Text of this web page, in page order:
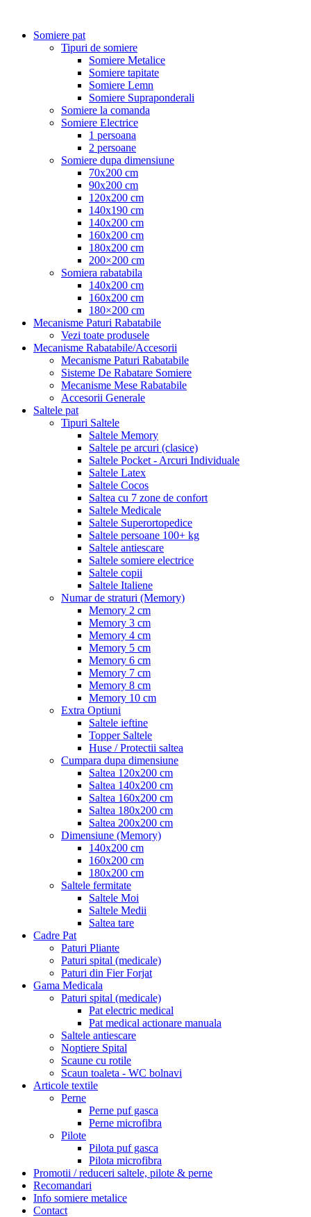
Somiere pat
Tipuri de somiere
Somiere Metalice
Somiere tapitate
Somiere Lemn
Somiere Supraponderali
Somiere la comanda
Somiere Electrice
1 persoana
2 persoane
Somiere dupa dimensiune
70x200 cm
90x200 cm
120x200 cm
140x190 cm
140x200 cm
160x200 cm
180x200 cm
200×200 cm
Somiera rabatabila
140x200 cm
160x200 cm
180×200 cm
Mecanisme Paturi Rabatabile
Vezi toate produsele
Mecanisme Rabatabile/Accesorii
Mecanisme Paturi Rabatabile
Sisteme De Rabatare Somiere
Mecanisme Mese Rabatabile
Accesorii Generale
Saltele pat
Tipuri Saltele
Saltele Memory
Saltele pe arcuri (clasice)
Saltele Pocket - Arcuri Individuale
Saltele Latex
Saltele Cocos
Saltea cu 7 zone de confort
Saltele Medicale
Saltele Superortopedice
Saltele persoane 100+ kg
Saltele antiescare
Saltele somiere electrice
Saltele copii
Saltele Italiene
Numar de straturi (Memory)
Memory 2 cm
Memory 3 cm
Memory 4 cm
Memory 5 cm
Memory 6 cm
Memory 7 cm
Memory 8 cm
Memory 10 cm
Extra Optiuni
Saltele ieftine
Topper Saltele
Huse / Protectii saltea
Cumpara dupa dimensiune
Saltea 120x200 cm
Saltea 140x200 cm
Saltea 160x200 cm
Saltea 180x200 cm
Saltea 200x200 cm
Dimensiune (Memory)
140x200 cm
160x200 cm
180x200 cm
Saltele fermitate
Saltele Moi
Saltele Medii
Saltea tare
Cadre Pat
Paturi Pliante
Paturi spital (medicale)
Paturi din Fier Forjat
Gama Medicala
Paturi spital (medicale)
Pat electric medical
Pat medical actionare manuala
Saltele antiescare
Noptiere Spital
Scaune cu rotile
Scaun toaleta - WC bolnavi
Articole textile
Perne
Perne puf gasca
Perne microfibra
Pilote
Pilota puf gasca
Pilota microfibra
Promotii / reduceri saltele, pilote & perne
Recomandari
Info somiere metalice
Contact